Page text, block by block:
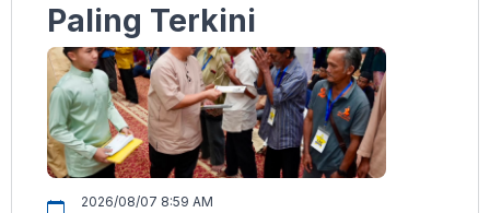
Paling Terkini
2026/08/07 8:59 AM